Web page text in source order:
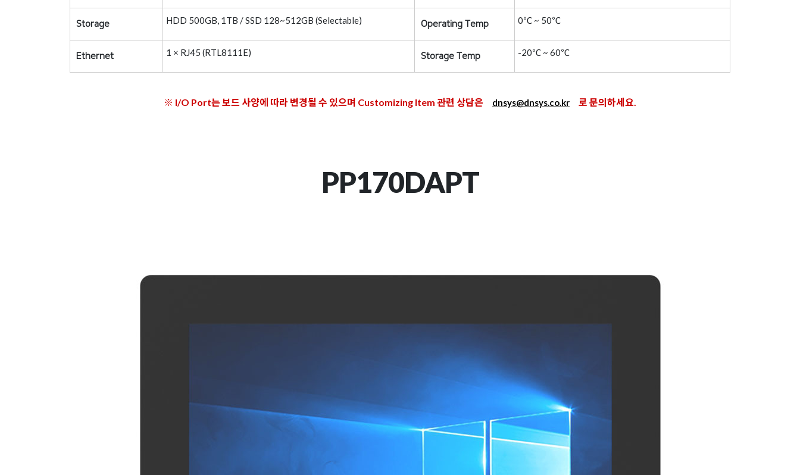
Storage HDD 500GB, 1TB / SSD 128~512GB (Selectable) Operating Temp 0℃ ~ 50℃
Ethernet 1 × RJ45 (RTL8111E) Storage Temp -20℃ ~ 60℃
※ I/O Port는 보드 사양에 따라 변경될 수 있으며 Customizing Item 관련 상담은 dnsys@dnsys.co.kr 로 문의하세요.
PP170DAPT